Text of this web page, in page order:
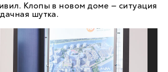
Клопы в новом доме — ситуация
шутка.